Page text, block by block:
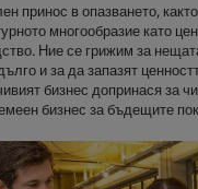
принос в опазването,
многообразие като
Ние се грижим за
и за да запазят
бизнес допринася за
бизнес за бъдещите